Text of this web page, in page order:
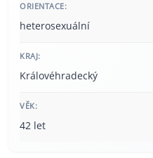
ORIENTACE:
heterosexuální
KRAJ:
Královéhradecký
VĚK:
42 let